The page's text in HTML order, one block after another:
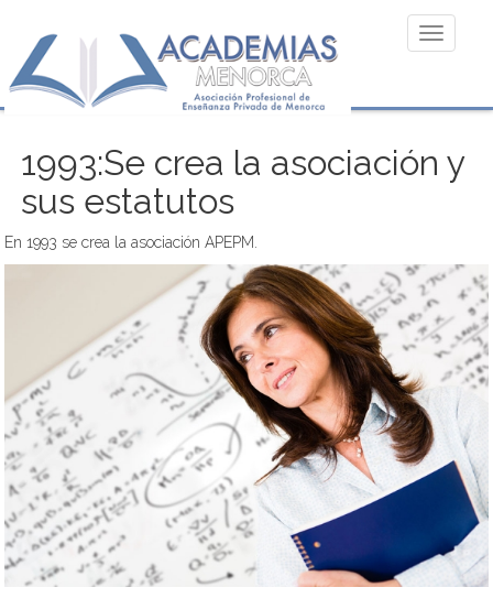
Toggle
1993:Se crea la asociación y
sus estatutos
En 1993 se crea la asociación APEPM.